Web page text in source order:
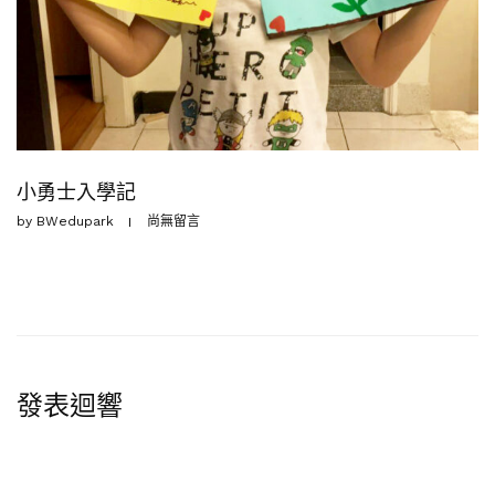
小勇士入學記
by BWedupark 尚無留言
發表迴響